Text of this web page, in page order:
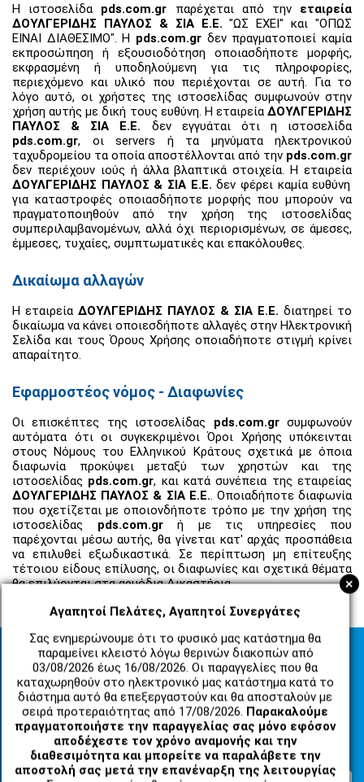
+
Αγαπητοί Πελάτες, Αγαπητοί Συνεργάτες
Σας ενημερώνουμε ότι το φυσικό μας κατάστημα θα
παραμείνει κλειστό λόγω θερινών διακοπών από
03/08/2026 έως 16/08/2026. Οι παραγγελίες που θα
καταχωρηθούν στο ηλεκτρονικό μας κατάστημα κατά το
διάστημα αυτό θα επεξεργαστούν και θα αποσταλούν με
σειρά προτεραιότητας από 17/08/2026. Παρακαλούμε
πραγματοποιήστε την παραγγελίας σας μόνο εφόσον
αποδέχεστε τον χρόνο αναμονής και την
διαθεσιμότητα και μπορείτε να παραλάβετε την
αποστολή σας μετά την επανέναρξη της λειτουργίας
Η ιστοσελίδα pds.com.gr παρέχεται από την εταιρεία
ΔΟΥΛΓΕΡΙΔΗΣ ΠΑΥΛΟΣ & ΣΙΑ Ε.Ε."ΩΣ ΕΧΕΙ" και "ΟΠΩΣ
ΕΙΝΑΙ ΔΙΑΘΕΣΙΜΟ". Η pds.com.gr δεν πραγματοποιεί καμία
εκπροσώπηση ή εξουσιοδότηση οποιασδήποτε μορφής,
εκφρασμένη ή υποδηλούμενη για τις πληροφορίες,
περιεχόμενο και υλικό που περιέχονται σε αυτή. Για το
λόγο αυτό, οι χρήστες της ιστοσελίδας συμφωνούν στην
χρήση αυτής με δική τους ευθύνη. Η εταιρεία ΔΟΥΛΓΕΡΙΔΗΣ
ΠΑΥΛΟΣ & ΣΙΑ Ε.Ε. δεν εγγυάται ότι η ιστοσελίδα
pds.com.gr, οι servers ή τα μηνύματα ηλεκτρονικού
ταχυδρομείου τα οποία αποστέλλονται από την pds.com.gr
δεν περιέχουν ιούς ή άλλα βλαπτικά στοιχεία. Η εταιρεία
ΔΟΥΛΓΕΡΙΔΗΣ ΠΑΥΛΟΣ & ΣΙΑ Ε.Ε.δεν φέρει καμία ευθύνη
για καταστροφές οποιασδήποτε μορφής που μπορούν να
πραγματοποιηθούν από την χρήση της ιστοσελίδας
συμπεριλαμβανομένων, αλλά όχι περιορισμένων, σε άμεσες,
έμμεσες, τυχαίες, συμπτωματικές και επακόλουθες.
Δικαίωμα αλλαγών
Η εταιρεία ΔΟΥΛΓΕΡΙΔΗΣ ΠΑΥΛΟΣ & ΣΙΑ Ε.Ε. διατηρεί το
δικαίωμα να κάνει οποιεσδήποτε αλλαγές στην Ηλεκτρονική
Σελίδα και τους Όρους Χρήσης οποιαδήποτε στιγμή κρίνει
απαραίτητο.
Εφαρμοστέος νόμος - Διαφωνίες
Οι επισκέπτες της ιστοσελίδας pds.com.grσυμφωνούν
αυτόματα ότι οι συγκεκριμένοι Όροι Χρήσης υπόκεινται
στους Νόμους του Ελληνικού Κράτους σχετικά με όποια
διαφωνία προκύψει μεταξύ των χρηστών και της
ιστοσελίδας pds.com.gr, και κατά συνέπεια της εταιρείας
ΔΟΥΛΓΕΡΙΔΗΣ ΠΑΥΛΟΣ & ΣΙΑ Ε.Ε.. Οποιαδήποτε διαφωνία
που σχετίζεται με οποιονδήποτε τρόπο με την χρήση της
ιστοσελίδας pds.com.grή με τις υπηρεσίες που
παρέχονται μέσω αυτής, θα γίνεται κατ' αρχάς προσπάθεια
να επιλυθεί εξωδικαστικά. Σε περίπτωση μη επίτευξης
τέτοιου είδους επίλυσης, οι διαφωνίες και σχετικά θέματα
θα επιλύονται στα αρμόδια Δικαστήρια.
Εγγραφείτε στο newsletter μας για να μαθαίνετε
πρώτοι τις προσφορές και τα νέα μας προϊόντα!